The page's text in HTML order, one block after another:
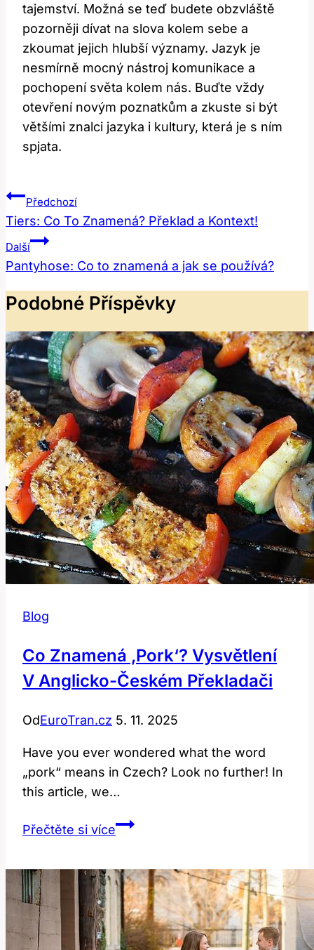
tajemství. Možná se teď budete obzvláště
pozorněji dívat na slova kolem sebe a
zkoumat jejich hlubší významy. Jazyk je
nesmírně mocný nástroj komunikace a
pochopení světa kolem nás. Buďte vždy
otevření novým poznatkům a zkuste si být
většími znalci jazyka i kultury, která je s ním
spjata.
Navigace
Pro
Příspěvek
Předchozí
Tiers: Co To Znamená? Překlad a Kontext!
Další
Pantyhose: Co to znamená a jak se používá?
Podobné Příspěvky
Blog
Co Znamená ‚Pork‘? Vysvětlení
V Anglicko-Českém Překladači
OdEuroTran.cz 5. 11. 2025
Have you ever ⁣wondered what the word
„pork“ means in ⁤Czech? Look no further! In
this article,‌ we…
Přečtěte si víceCo
Vysvětlení
v
Anglicko-
Českém